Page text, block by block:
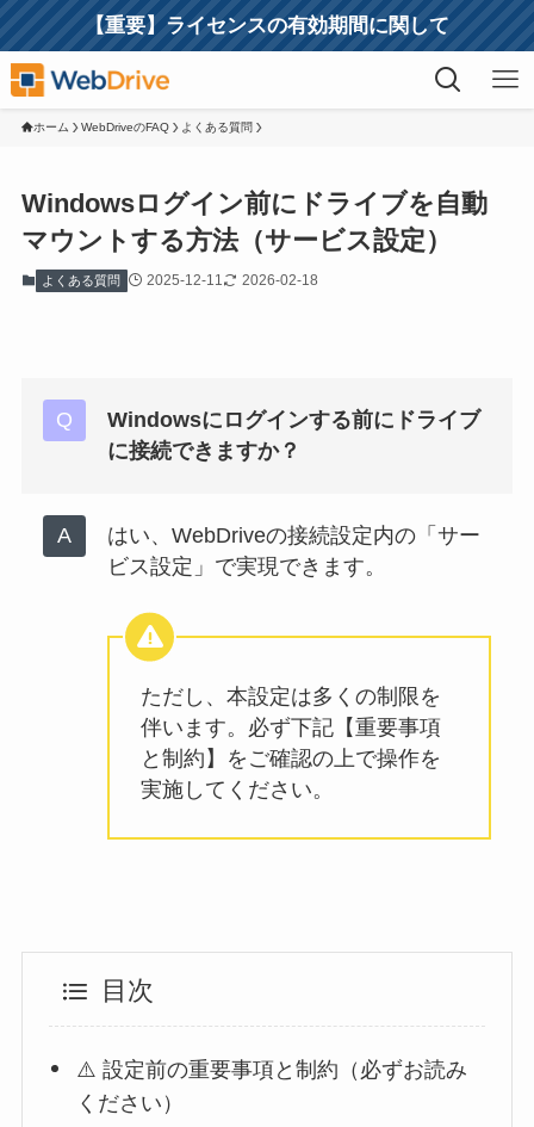
【重要】ライセンスの有効期間に関して
ホーム WebDriveのFAQ よくある質問
Windowsログイン前にドライブを自動
マウントする方法（サービス設定）
よくある質問 2025-12-11 2026-02-18
Windowsにログインする前にドライブ
に接続できますか？
はい、WebDriveの接続設定内の「サー
ビス設定」で実現できます。
ただし、本設定は多くの制限を
伴います。必ず下記【重要事項
と制約】をご確認の上で操作を
実施してください。
目次
⚠️ 設定前の重要事項と制約（必ずお読み
ください）